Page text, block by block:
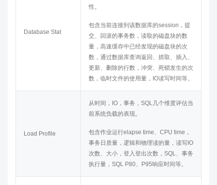
Database Stat
性。
包含当前连接到该数据库的session，提
交、回滚的事务数，读取的磁盘块的数
量，高速缓存中已经发现的磁盘块的次
数，通过数据库查询返回、抓取、插入、
更新、删除的行数，冲突、死锁发生的次
数，临时文件的使用量，IO读写时间等。
Load Profile
从时间，IO，事务，SQL几个维度评估当
前系统负载的表现。
包含作业运行elapse time、CPU time，
事务日质量，逻辑和物理读的量，读写IO
次数、大小，登入登出次数，SQL、事务
执行量，SQL P80、P95响应时间等。